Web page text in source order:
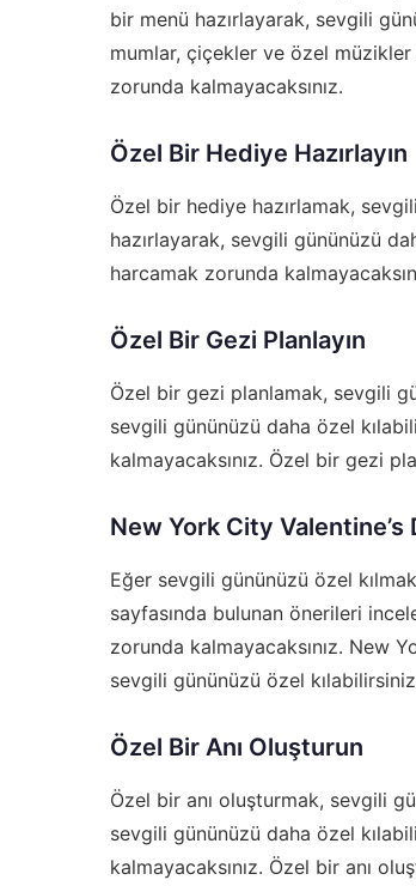
bir menü hazırlayarak, sevgili
mumlar, çiçekler ve özel
zorunda kalmayacaksınız.
Özel Bir Hediye Hazırlayın
Özel bir hediye hazırlamak,
hazırlayarak, sevgili gününüzü
harcamak zorunda
Özel Bir Gezi Planlayın
Özel bir gezi planlamak, sevgili
sevgili gününüzü daha özel
kalmayacaksınız. Özel bir gezi
New York City Valentine’s
Eğer sevgili gününüzü özel
sayfasında bulunan önerileri
zorunda kalmayacaksınız. New
sevgili gününüzü özel
Özel Bir Anı Oluşturun
Özel bir anı oluşturmak, sevgili
sevgili gününüzü daha özel
kalmayacaksınız. Özel bir anı